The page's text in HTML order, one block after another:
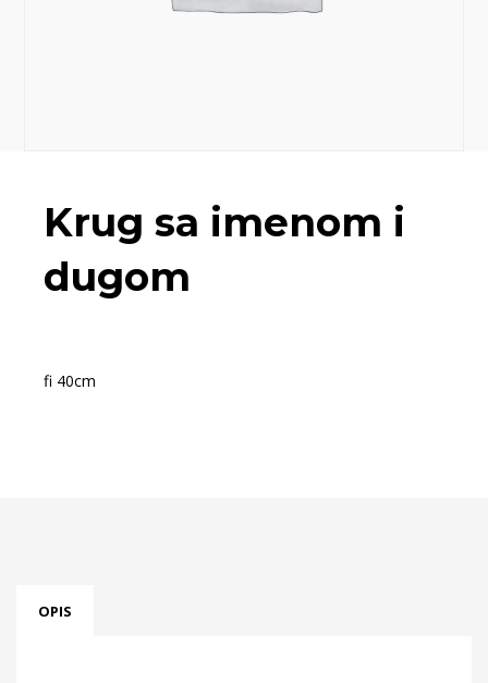
Krug sa imenom i
dugom
fi 40cm
OPIS